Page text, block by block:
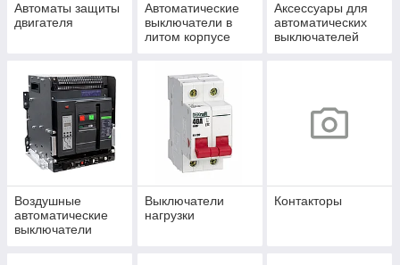
Автоматы защиты
двигателя
Автоматические
выключатели в
литом корпусе
Аксессуары для
автоматических
выключателей
Воздушные
автоматические
выключатели
Выключатели
нагрузки
Контакторы